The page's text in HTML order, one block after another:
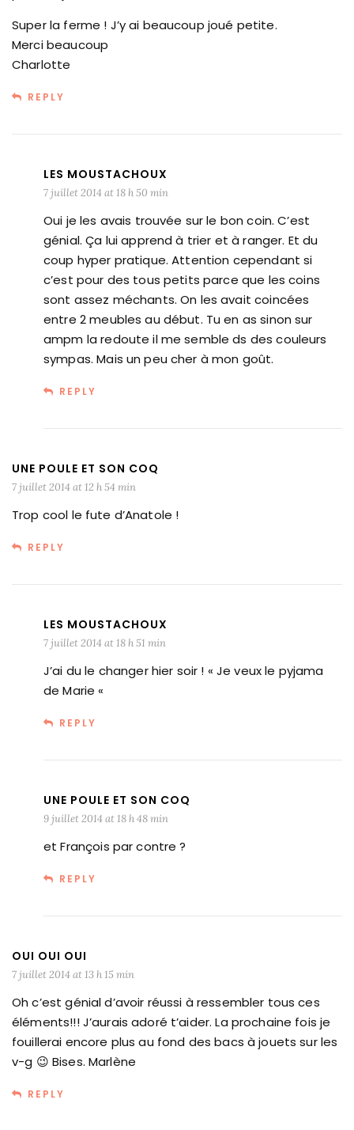
Super la ferme ! J’y ai beaucoup joué petite.
Merci beaucoup
Charlotte
REPLY
LES MOUSTACHOUX
7 juillet 2014 at 18 h 50 min
Oui je les avais trouvée sur le bon coin. C’est
génial. Ça lui apprend à trier et à ranger. Et du
coup hyper pratique. Attention cependant si
c’est pour des tous petits parce que les coins
sont assez méchants. On les avait coincées
entre 2 meubles au début. Tu en as sinon sur
ampm la redoute il me semble ds des couleurs
sympas. Mais un peu cher à mon goût.
REPLY
UNE POULE ET SON COQ
7 juillet 2014 at 12 h 54 min
Trop cool le fute d’Anatole !
REPLY
LES MOUSTACHOUX
7 juillet 2014 at 18 h 51 min
J’ai du le changer hier soir ! « Je veux le pyjama
de Marie «
REPLY
UNE POULE ET SON COQ
9 juillet 2014 at 18 h 48 min
et François par contre ?
REPLY
OUI OUI OUI
7 juillet 2014 at 13 h 15 min
Oh c’est génial d’avoir réussi à ressembler tous ces
éléments!!! J’aurais adoré t’aider. La prochaine fois je
fouillerai encore plus au fond des bacs à jouets sur les
v-g 😉 Bises. Marlène
REPLY